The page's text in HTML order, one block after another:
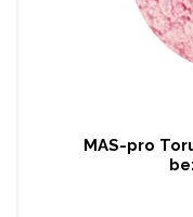
MAS-pro